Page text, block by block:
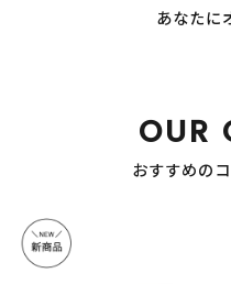
あなたに
OUR
おすすめの